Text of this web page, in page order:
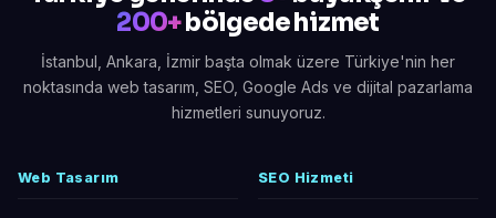
200+bölgede hizmet
İstanbul, Ankara, İzmir başta olmak üzere Türkiye'nin her
noktasında web tasarım, SEO, Google Ads ve dijital pazarlama
hizmetleri sunuyoruz.
Web Tasarım SEO Hizmeti